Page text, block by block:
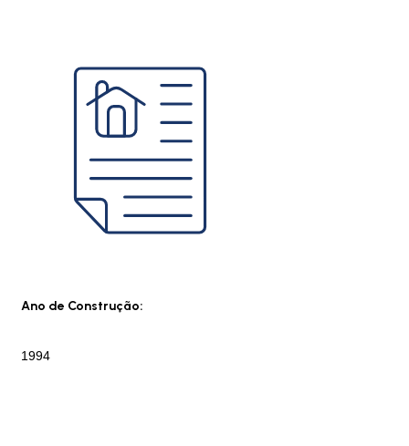
Ano de Construção:
1994